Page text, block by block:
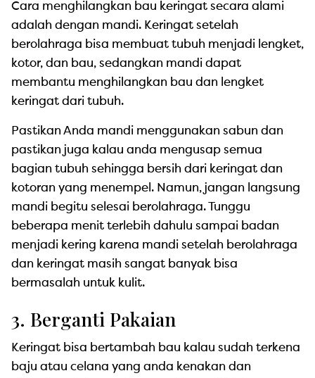
Cara menghilangkan bau keringat secara alami
adalah dengan mandi. Keringat setelah
berolahraga bisa membuat tubuh menjadi lengket,
kotor, dan bau, sedangkan mandi dapat
membantu menghilangkan bau dan lengket
keringat dari tubuh.
Pastikan Anda mandi menggunakan sabun dan
pastikan juga kalau anda mengusap semua
bagian tubuh sehingga bersih dari keringat dan
kotoran yang menempel. Namun, jangan langsung
mandi begitu selesai berolahraga. Tunggu
beberapa menit terlebih dahulu sampai badan
menjadi kering karena mandi setelah berolahraga
dan keringat masih sangat banyak bisa
bermasalah untuk kulit.
3. Berganti Pakaian
Keringat bisa bertambah bau kalau sudah terkena
baju atau celana yang anda kenakan dan